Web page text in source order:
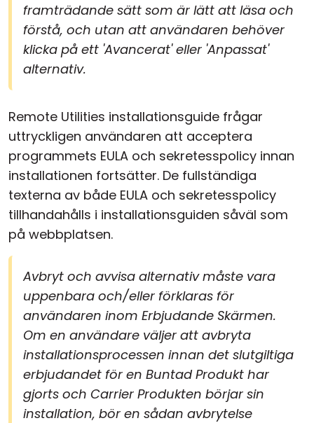
framträdande sätt som är lätt att läsa och
förstå, och utan att användaren behöver
klicka på ett 'Avancerat' eller 'Anpassat'
alternativ.
Remote Utilities installationsguide frågar
uttryckligen användaren att acceptera
programmets EULA och sekretesspolicy innan
installationen fortsätter. De fullständiga
texterna av både EULA och sekretesspolicy
tillhandahålls i installationsguiden såväl som
på webbplatsen.
Avbryt och avvisa alternativ måste vara
uppenbara och/eller förklaras för
användaren inom Erbjudande Skärmen.
Om en användare väljer att avbryta
installationsprocessen innan det slutgiltiga
erbjudandet för en Buntad Produkt har
gjorts och Carrier Produkten börjar sin
installation, bör en sådan avbrytelse